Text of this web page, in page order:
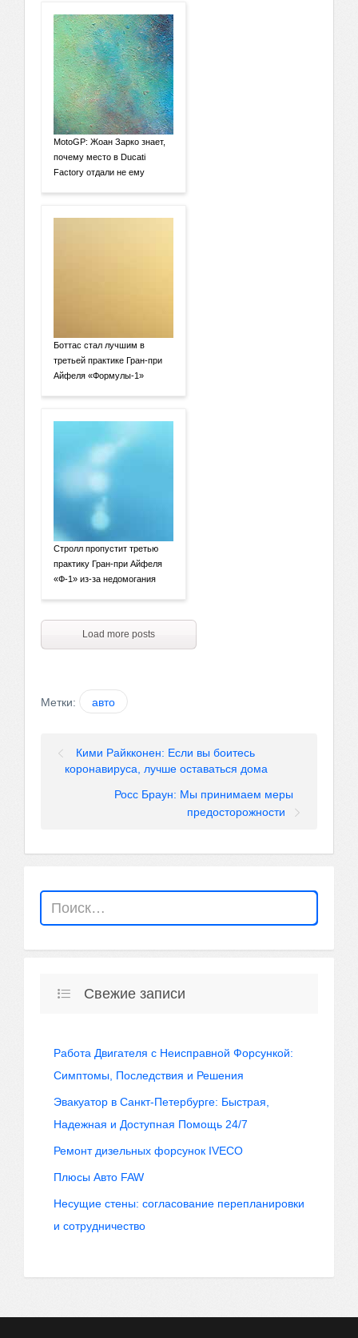
MotoGP: Жоан Зарко знает,
почему место в Ducati
Factory отдали не ему
Боттас стал лучшим в
третьей практике Гран-при
Айфеля «Формулы-1»
Стролл пропустит третью
практику Гран-при Айфеля
«Ф-1» из-за недомогания
Load more posts
Метки: авто
Кими Райкконен: Если вы боитесь
коронавируса, лучше оставаться дома
Росс Браун: Мы принимаем меры
предосторожности
Свежие записи
Работа Двигателя с Неисправной Форсункой:
Симптомы, Последствия и Решения
Эвакуатор в Санкт-Петербурге: Быстрая,
Надежная и Доступная Помощь 24/7
Ремонт дизельных форсунок IVECO
Плюсы Авто FAW
Несущие стены: согласование перепланировки
и сотрудничество